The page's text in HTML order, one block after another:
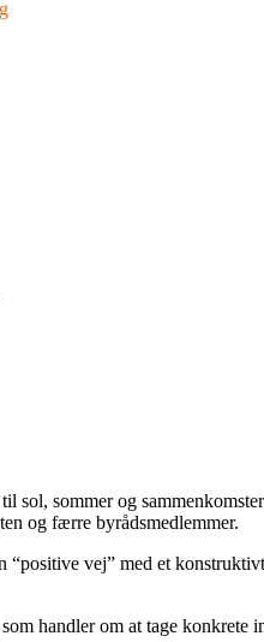
sol, sommer og
og færre byrådsmedlemmer.
vej” med et
handler om at tage